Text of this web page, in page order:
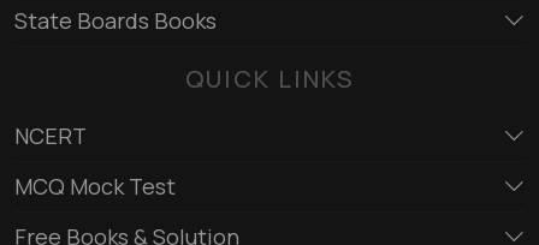
State Boards Books
QUICK LINKS
NCERT
MCQ Mock Test
Free Books & Solution